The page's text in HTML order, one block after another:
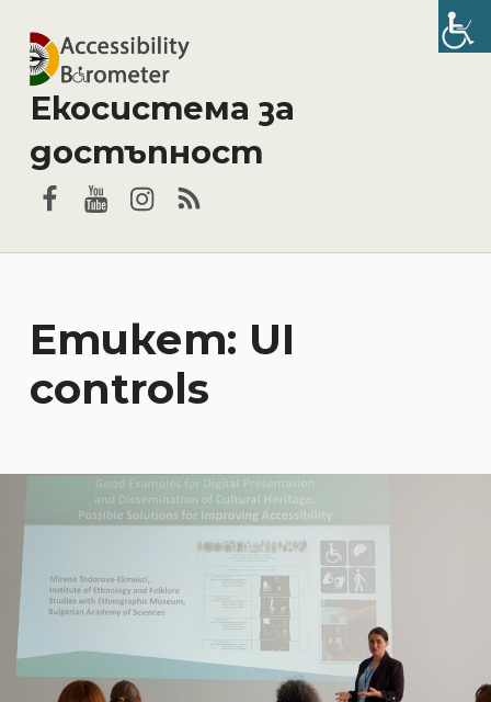
Екосистема за
достъпност
Facebook
YouTube
Instagram
RSS
Етикет: UI
controls